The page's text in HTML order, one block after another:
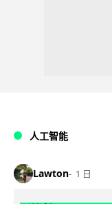
人工智能
Lawton 1 日